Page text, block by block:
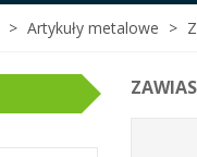
> Artykuły metalowe >